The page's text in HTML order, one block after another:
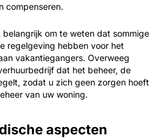
compenseren.
om te weten dat sommige
regelgeving hebben voor het
vakantiegangers. Overweeg
dat het beheer, de
zodat u zich geen zorgen hoeft
van uw woning.
aspecten